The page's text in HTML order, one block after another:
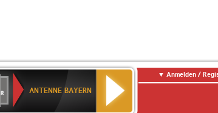
ANTENNE BAYERN
Anmelden /